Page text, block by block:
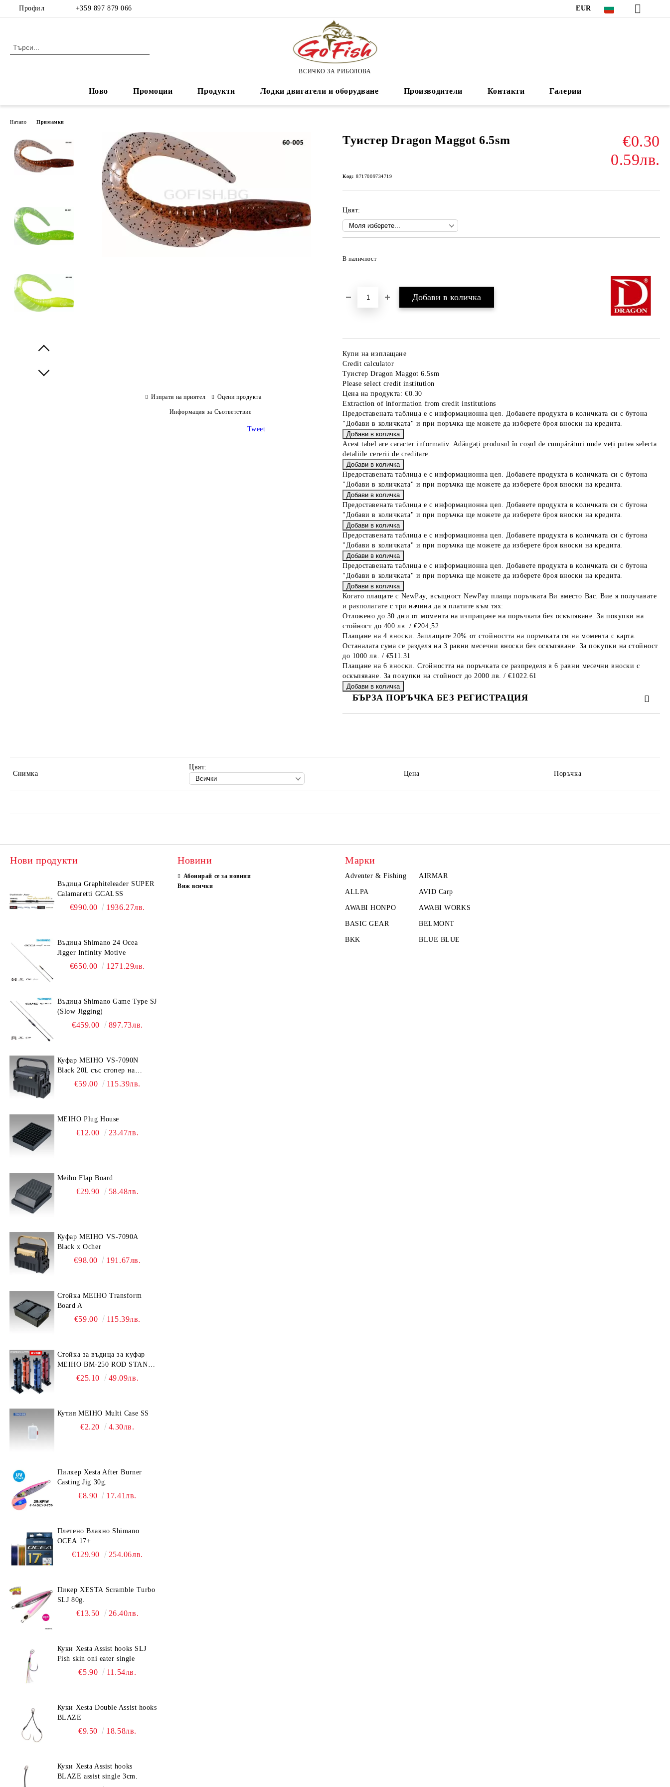
Профил +359 897 879 066 EUR
ВСИЧКО ЗА РИБОЛОВА
Ново Промоции Продукти Лодки двигатели и оборудване Производители Контакти Галерии
Начало Примамки
Туистер Dragon Maggot 6.5sm
€0.30
0.59лв.
Код: 8717009734719
Цвят:
В наличност
Купи на изплащане
Credit calculator
Туистер Dragon Maggot 6.5sm
Please select credit institution
Цена на продукта: €0.30
Extraction of information from credit institutions
Предоставената таблица е с информационна цел. Добавете продукта в количката си с бутона
"Добави в количката" и при поръчка ще можете да изберете броя вноски на кредита.
Acest tabel are caracter informativ. Adăugați produsul în coșul de cumpărături unde veți putea selecta
detaliile cererii de creditare.
Предоставената таблица е с информационна цел. Добавете продукта в количката си с бутона
"Добави в количката" и при поръчка ще можете да изберете броя вноски на кредита.
Предоставената таблица е с информационна цел. Добавете продукта в количката си с бутона
"Добави в количката" и при поръчка ще можете да изберете броя вноски на кредита.
Предоставената таблица е с информационна цел. Добавете продукта в количката си с бутона
"Добави в количката" и при поръчка ще можете да изберете броя вноски на кредита.
Предоставената таблица е с информационна цел. Добавете продукта в количката си с бутона
"Добави в количката" и при поръчка ще можете да изберете броя вноски на кредита.
Когато плащате с NewPay, всъщност NewPay плаща поръчката Ви вместо Вас. Вие я получавате
и разполагате с три начина да я платите към тях:
Отложено до 30 дни от момента на изпращане на поръчката без оскъпяване. За покупки на
стойност до 400 лв. / €204,52
Плащане на 4 вноски. Заплащате 20% от стойността на поръчката си на момента с карта.
Останалата сума се разделя на 3 равни месечни вноски без оскъпяване. За покупки на стойност
до 1000 лв. / €511.31
Плащане на 6 вноски. Стойността на поръчката се разпределя в 6 равни месечни вноски с
оскъпяване. За покупки на стойност до 2000 лв. / €1022.61
БЪРЗА ПОРЪЧКА БЕЗ РЕГИСТРАЦИЯ
Изпрати на приятел Оцени продукта
Информация за Съответствие
Tweet
Снимка
Цвят:
Цена
Поръчка
Нови продукти
Въдица Graphiteleader SUPER
Calamaretti GCALSS
€990.00 1936.27лв.
Въдица Shimano 24 Ocea
Jigger Infinity Motive
€650.00 1271.29лв.
Въдица Shimano Game Type SJ
(Slow Jigging)
€459.00 897.73лв.
Куфар MEIHO VS-7090N
Black 20L със стопер на
дръжката€59.00 115.39лв.
MEIHO Plug House
€12.00 23.47лв.
Meiho Flap Board
€29.90 58.48лв.
Куфар MEIHO VS-7090A
Black x Ocher
€98.00 191.67лв.
Стойка MEIHO Transform
Board A
€59.00 115.39лв.
Стойка за въдица за куфар
MEIHO BM-250 ROD STAND
-Light Blue/Black color
€25.10 49.09лв.
Кутия MEIHO Multi Case SS
€2.20 4.30лв.
Пилкер Xesta After Burner
Casting Jig 30g.
€8.90 17.41лв.
Плетено Влакно Shimano
OCEA 17+
€129.90 254.06лв.
Пикер XESTA Scramble Turbo
SLJ 80g.
€13.50 26.40лв.
Куки Xesta Assist hooks SLJ
Fish skin oni eater single
€5.90 11.54лв.
Куки Xesta Double Assist hooks
BLAZE
€9.50 18.58лв.
Куки Xesta Assist hooks
BLAZE assist single 3cm.
Новини
Абонирай се за новини
Виж всички
Марки
Adventer & Fishing AIRMAR
ALLPA AVID Carp
AWABI HONPO AWABI WORKS
BASIC GEAR BELMONT
BKK BLUE BLUE